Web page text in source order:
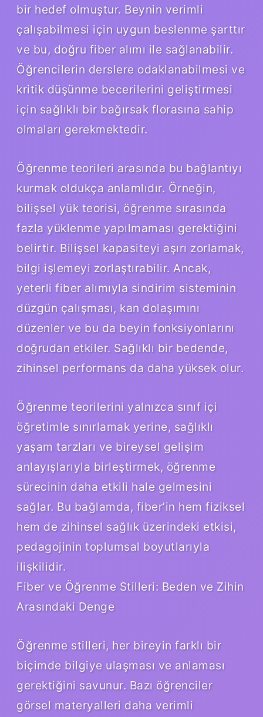
bir hedef olmuştur. Beynin verimli
çalışabilmesi için uygun beslenme şarttır
ve bu, doğru fiber alımı ile sağlanabilir.
Öğrencilerin derslere odaklanabilmesi ve
kritik düşünme becerilerini geliştirmesi
için sağlıklı bir bağırsak florasına sahip
olmaları gerekmektedir.
Öğrenme teorileri arasında bu bağlantıyı
kurmak oldukça anlamlıdır. Örneğin,
bilişsel yük teorisi, öğrenme sırasında
fazla yüklenme yapılmaması gerektiğini
belirtir. Bilişsel kapasiteyi aşırı zorlamak,
bilgi işlemeyi zorlaştırabilir. Ancak,
yeterli fiber alımıyla sindirim sisteminin
düzgün çalışması, kan dolaşımını
düzenler ve bu da beyin fonksiyonlarını
doğrudan etkiler. Sağlıklı bir bedende,
zihinsel performans da daha yüksek olur.
Öğrenme teorilerini yalnızca sınıf içi
öğretimle sınırlamak yerine, sağlıklı
yaşam tarzları ve bireysel gelişim
anlayışlarıyla birleştirmek, öğrenme
sürecinin daha etkili hale gelmesini
sağlar. Bu bağlamda, fiber’in hem fiziksel
hem de zihinsel sağlık üzerindeki etkisi,
pedagojinin toplumsal boyutlarıyla
ilişkilidir.
Fiber ve Öğrenme Stilleri: Beden ve Zihin
Arasındaki Denge
Öğrenme stilleri, her bireyin farklı bir
biçimde bilgiye ulaşması ve anlaması
gerektiğini savunur. Bazı öğrenciler
görsel materyalleri daha verimli